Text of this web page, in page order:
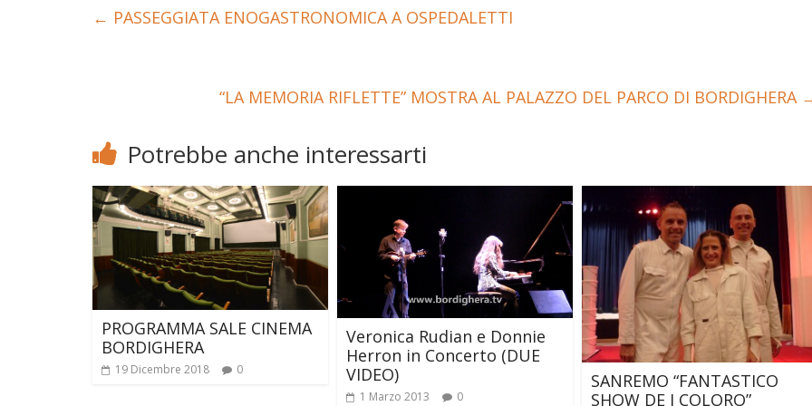
← PASSEGGIATA ENOGASTRONOMICA A OSPEDALETTI
“LA MEMORIA RIFLETTE” MOSTRA AL PALAZZO DEL PARCO DI BORDIGHERA
Potrebbe anche interessarti
PROGRAMMA SALE CINEMA
BORDIGHERA
19 Dicembre 2018 0
Veronica Rudian e Donnie
Herron in Concerto (DUE
VIDEO)
1 Marzo 2013 0
SANREMO “FANTASTICO
SHOW DE I COLORO”